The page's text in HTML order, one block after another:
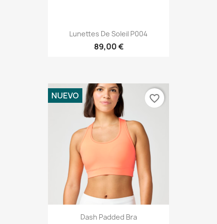
Lunettes De Soleil P004
89,00 €
Dash Padded Bra
NUEVO favorite_border